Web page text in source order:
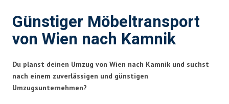
Günstiger Möbeltransport
von Wien nach Kamnik
Du planst deinen Umzug von Wien nach Kamnik und suchst
nach einem zuverlässigen und günstigen
Umzugsunternehmen?